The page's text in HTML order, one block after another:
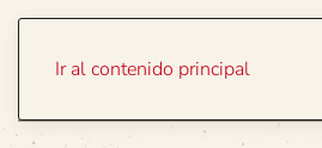
Ir al contenido principal